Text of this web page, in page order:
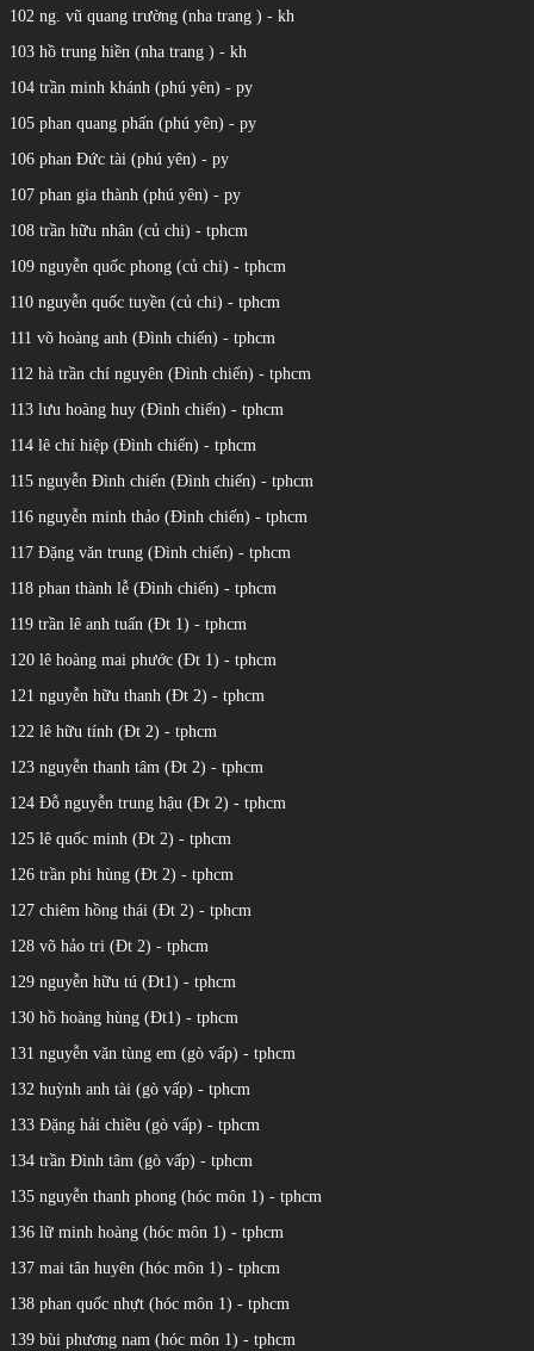
102 ng. vũ quang trường (nha trang ) - kh
103 hồ trung hiền (nha trang ) - kh
104 trần minh khánh (phú yên) - py
105 phan quang phấn (phú yên) - py
106 phan Đức tài (phú yên) - py
107 phan gia thành (phú yên) - py
108 trần hữu nhân (củ chi) - tphcm
109 nguyễn quốc phong (củ chi) - tphcm
110 nguyễn quốc tuyền (củ chi) - tphcm
111 võ hoàng anh (Đình chiến) - tphcm
112 hà trần chí nguyên (Đình chiến) - tphcm
113 lưu hoàng huy (Đình chiến) - tphcm
114 lê chí hiệp (Đình chiến) - tphcm
115 nguyễn Đình chiến (Đình chiến) - tphcm
116 nguyễn minh thảo (Đình chiến) - tphcm
117 Đặng văn trung (Đình chiến) - tphcm
118 phan thành lễ (Đình chiến) - tphcm
119 trần lê anh tuấn (Đt 1) - tphcm
120 lê hoàng mai phước (Đt 1) - tphcm
121 nguyễn hữu thanh (Đt 2) - tphcm
122 lê hữu tính (Đt 2) - tphcm
123 nguyễn thanh tâm (Đt 2) - tphcm
124 Đỗ nguyễn trung hậu (Đt 2) - tphcm
125 lê quốc minh (Đt 2) - tphcm
126 trần phi hùng (Đt 2) - tphcm
127 chiêm hồng thái (Đt 2) - tphcm
128 võ hảo tri (Đt 2) - tphcm
129 nguyễn hữu tú (Đt1) - tphcm
130 hồ hoàng hùng (Đt1) - tphcm
131 nguyễn văn tùng em (gò vấp) - tphcm
132 huỳnh anh tài (gò vấp) - tphcm
133 Đặng hải chiều (gò vấp) - tphcm
134 trần Đình tâm (gò vấp) - tphcm
135 nguyễn thanh phong (hóc môn 1) - tphcm
136 lữ minh hoàng (hóc môn 1) - tphcm
137 mai tân huyên (hóc môn 1) - tphcm
138 phan quốc nhựt (hóc môn 1) - tphcm
139 bùi phương nam (hóc môn 1) - tphcm